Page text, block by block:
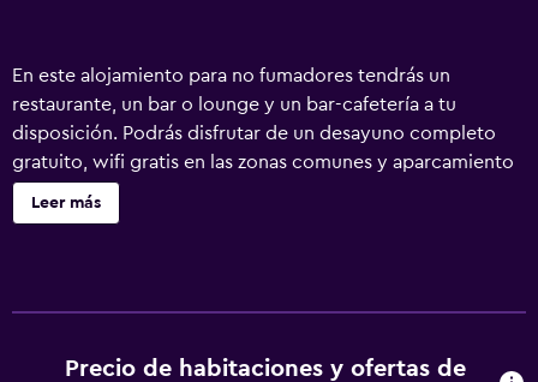
En este alojamiento para no fumadores tendrás un
restaurante, un bar o lounge y un bar-cafetería a tu
disposición. Podrás disfrutar de un desayuno completo
gratuito, wifi gratis en las zonas comunes y aparcamiento
gratuito. También encontrarás un jardín, un área de pícnic
y una caja fuerte en la recepción. Royal Oak Appleby
están equipados con ducha. Los huéspedes pueden
Leer más
Precio de habitaciones y ofertas de